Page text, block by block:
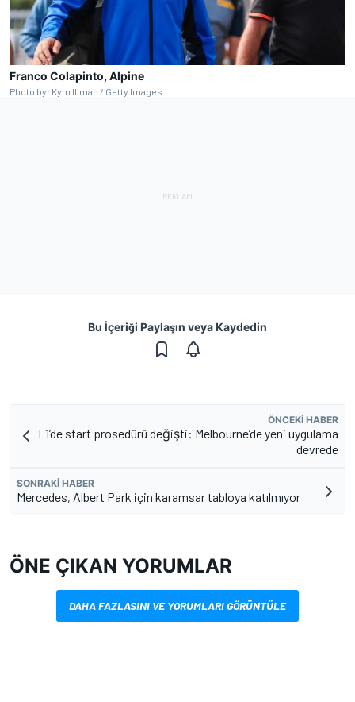
Franco Colapinto, Alpine
Photo by: Kym Illman / Getty Images
Bu İçeriği Paylaşın veya Kaydedin
ÖNCEKI HABER
F1’de start prosedürü değişti: Melbourne’de yeni uygulama
devrede
SONRAKI HABER
Mercedes, Albert Park için karamsar tabloya katılmıyor
ÖNE ÇIKAN YORUMLAR
DAHA FAZLASINI VE YORUMLARI GÖRÜNTÜLE